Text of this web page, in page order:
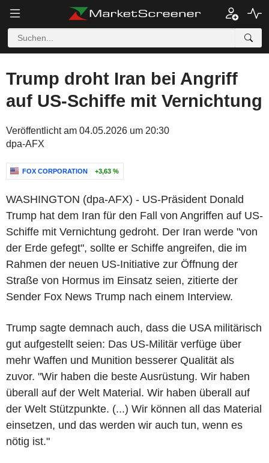
Trump droht Iran bei Angriff
auf US-Schiffe mit Vernichtung
Veröffentlicht am 04.05.2026 um 20:30
dpa-AFX
FOX CORPORATION +3,63 %
WASHINGTON (dpa-AFX) - US-Präsident Donald
Trump hat dem Iran für den Fall von Angriffen auf US-
Schiffe mit Vernichtung gedroht. Der Iran werde "von
der Erde gefegt", sollte er Schiffe angreifen, die im
Rahmen der neuen US-Initiative zur Öffnung der
Straße von Hormus im Einsatz seien, zitierte der
Sender Fox News Trump nach einem Interview.
Trump sagte demnach auch, dass die USA militärisch
gut aufgestellt seien: Das US-Militär verfüge über
mehr Waffen und Munition besserer Qualität als
zuvor. "Wir haben die beste Ausrüstung. Wir haben
überall auf der Welt Material. Wir haben überall auf
der Welt Stützpunkte. (...) Wir können all das Material
einsetzen, und das werden wir auch tun, wenn es
nötig ist."